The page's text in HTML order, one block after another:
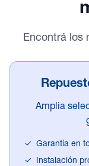
Encontrá los
Amplia
✓
Garantía en
✓
Instalación